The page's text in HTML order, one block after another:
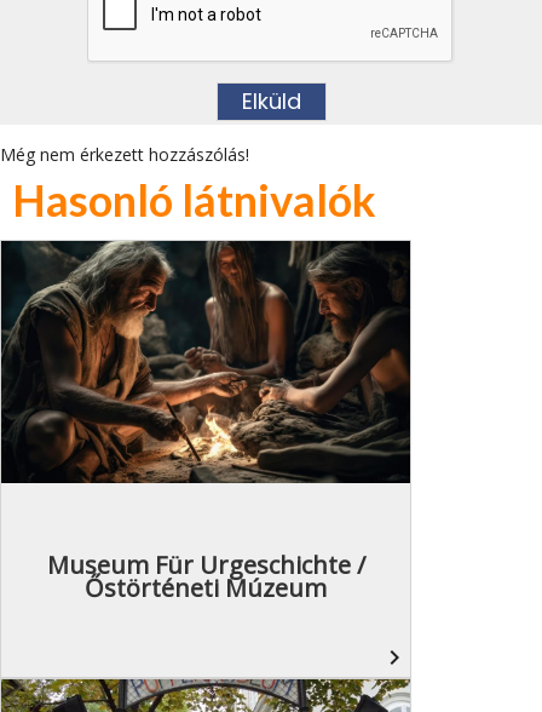
Még nem érkezett hozzászólás!
Hasonló látnivalók
Museum Für Urgeschichte /
Őstörténeti Múzeum
navigate_next